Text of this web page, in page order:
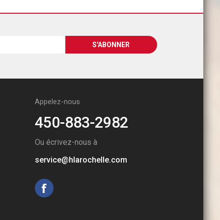
Appelez-nous
450-883-2982
Ou écrivez-nous à
service@hlarochelle.com